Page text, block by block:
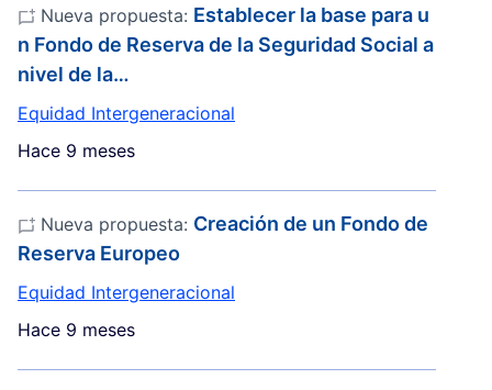
Hace 9 meses
Nueva propuesta: Establecer la base para u
n Fondo de Reserva de la Seguridad Social a
nivel de la…
Equidad Intergeneracional
Hace 9 meses
Nueva propuesta: Creación de un Fondo de
Reserva Europeo
Equidad Intergeneracional